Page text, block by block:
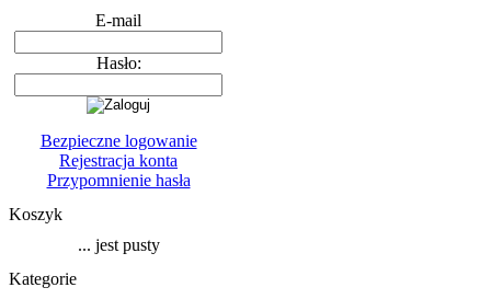
E-mail
Hasło:
Bezpieczne logowanie
Rejestracja konta
Przypomnienie hasła
Koszyk
... jest pusty
Kategorie